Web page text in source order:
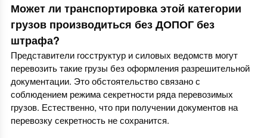
Может ли транспортировка этой категории
грузов производиться без ДОПОГ без
штрафа?
Представители госструктур и силовых ведомств могут
перевозить такие грузы без оформления разрешительной
документации. Это обстоятельство связано с
соблюдением режима секретности ряда перевозимых
грузов. Естественно, что при получении документов на
перевозку секретность не сохранится.